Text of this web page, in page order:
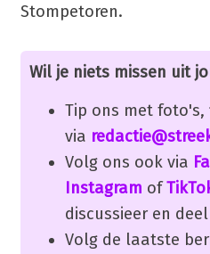
Stompetoren.
Wil je niets missen uit
Tip ons met
via
Volg ons ook via
Instagram of
discussieer en
Volg de laatste